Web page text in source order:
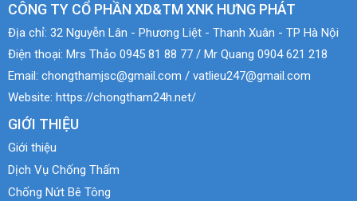
CÔNG TY CỔ PHẦN XD&TM XNK HƯNG PHÁT
Địa chỉ: 32 Nguyễn Lân - Phương Liệt - Thanh Xuân - TP Hà Nội
Điện thoại: Mrs Thảo 0945 81 88 77 / Mr Quang 0904 621 218
Email: chongthamjsc@gmail.com / vatlieu247@gmail.com
Website: https://chongtham24h.net/
GIỚI THIỆU
Giới thiệu
Dịch Vụ Chống Thấm
Chống Nứt Bê Tông